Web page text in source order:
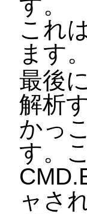
これ
ます。
最後
解析
かっ
す。
ャさ